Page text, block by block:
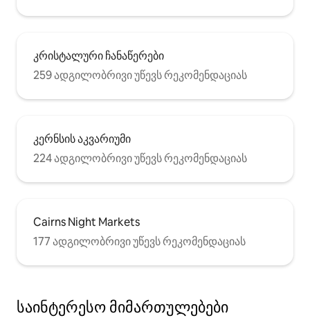
კრისტალური ჩანაწერები
259 ადგილობრივი უწევს რეკომენდაციას
კერნსის აკვარიუმი
224 ადგილობრივი უწევს რეკომენდაციას
Cairns Night Markets
177 ადგილობრივი უწევს რეკომენდაციას
საინტერესო მიმართულებები